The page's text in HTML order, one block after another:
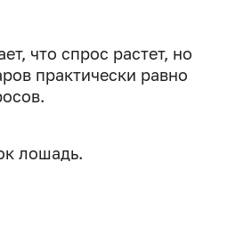
что спрос растет, но
практически равно
лошадь.